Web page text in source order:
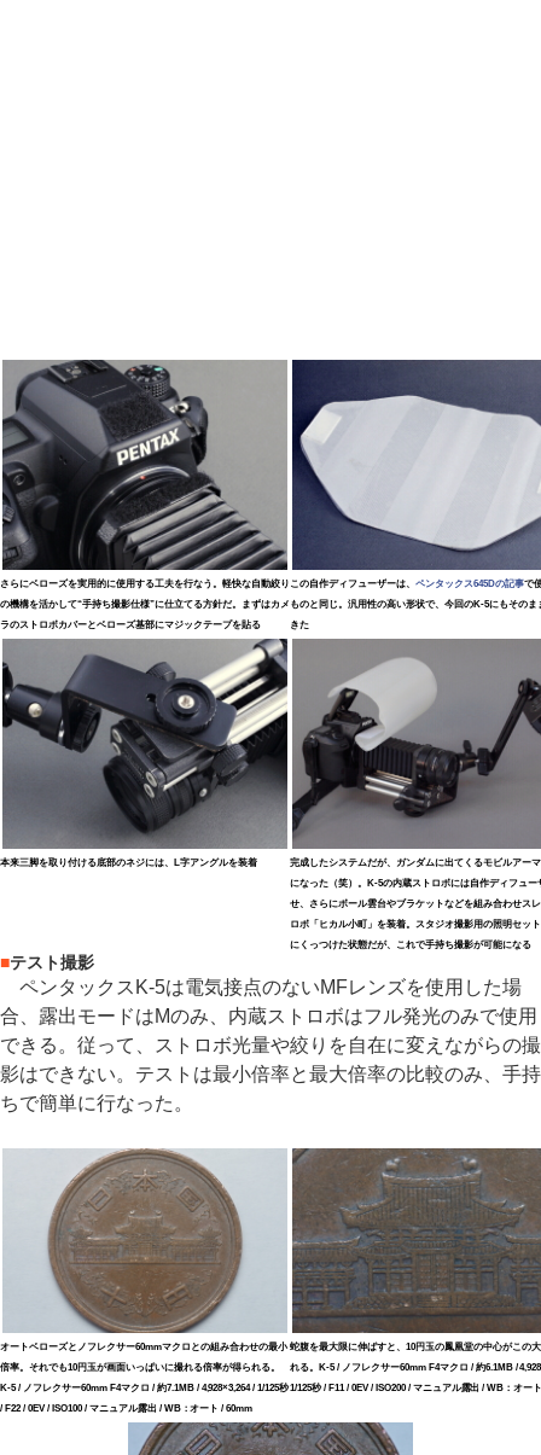
さらにベローズを実用的に使用する工夫を行なう。軽快な自動絞り
の機構を活かして“手持ち撮影仕様”に仕立てる方針だ。まずはカメ
ラのストロボカバーとベローズ基部にマジックテープを貼る
この自作ディフューザーは、 ペンタックス645Dの記事で
ものと同じ。汎用性の高い形状で、今回のK-5にもそのま
きた
本来三脚を取り付ける底部のネジには、L字アングルを装着
完成したシステムだが、ガンダムに出てくるモビルアー
になった（笑）。K-5の内蔵ストロボには自作ディフュー
せ、さらにボール雲台やブラケットなどを組み合わせス
ロボ「ヒカル小町」を装着。スタジオ撮影用の照明セッ
にくっつけた状態だが、これで手持ち撮影が可能になる
■テスト撮影
ペンタックスK-5は電気接点のないMFレンズを使用した場
合、露出モードはMのみ、内蔵ストロボはフル発光のみで使用
できる。従って、ストロボ光量や絞りを自在に変えながらの撮
影はできない。テストは最小倍率と最大倍率の比較のみ、手持
ちで簡単に行なった。
オートベローズとノフレクサー60mmマクロとの組み合わせの最小
倍率。それでも10円玉が画面いっぱいに撮れる倍率が得られる。
K-5 / ノフレクサー60mm F4マクロ / 約7.1MB / 4,928×3,264 / 1/125秒
/ F22 / 0EV / ISO100 / マニュアル露出 / WB：オート / 60mm
蛇腹を最大限に伸ばすと、10円玉の鳳凰堂の中心がこの
れる。K-5 / ノフレクサー60mm F4マクロ / 約6.1MB /
1/125秒 / F11 / 0EV / ISO200 / マニュアル露出 / WB：オー